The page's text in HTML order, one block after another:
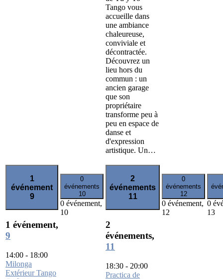
Tango vous
accueille dans
une ambiance
chaleureuse,
conviviale et
décontractée.
Découvrez un
lieu hors du
commun : un
ancien garage
que son
propriétaire
transforme peu à
peu en espace de
danse et
d'expression
artistique. Un…
1
événement
9
1 événement,
9
14:00 - 18:00
Milonga
Extérieur Tango
0
événements
10
0 événement,
10
2
événements
11
2
événements,
11
18:30 - 20:00
Practica de
0
événements
12
0 événement,
12
0
13